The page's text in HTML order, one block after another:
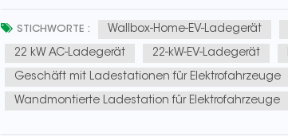
STICHWORTE : Wallbox-Home-EV-Ladegerät
22 kW AC-Ladegerät 22-kW-EV-Ladegerät
Geschäft mit Ladestationen für Elektrofahrzeuge
Wandmontierte Ladestation für Elektrofahrzeuge